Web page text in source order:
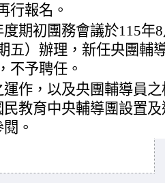
行報名。
度期初團務會議於115年
五）辦理，新任央團輔
不予聘任。
運作，以及央團輔導員
民教育中央輔導團設置
。